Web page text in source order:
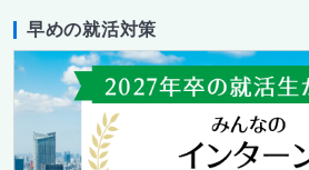
早めの就活対策